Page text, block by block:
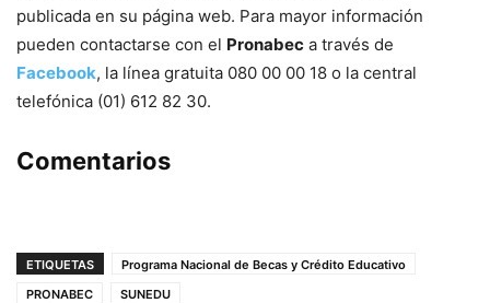
publicada en su página web. Para mayor información
pueden contactarse con el Pronabec a través de
Facebook, la línea gratuita 080 00 00 18 o la central
telefónica (01) 612 82 30.
Comentarios
ETIQUETAS
Programa Nacional de Becas y Crédito Educativo
PRONABEC
SUNEDU